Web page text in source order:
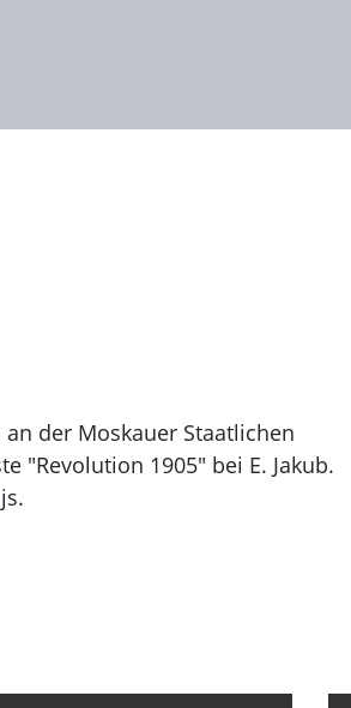
der Moskauer Staatlichen
"Revolution 1905" bei E. Jakub.
und Architektur der
und N. Radlov.
politische Plakate.
"Mosfil'm".
Ausstellungen.